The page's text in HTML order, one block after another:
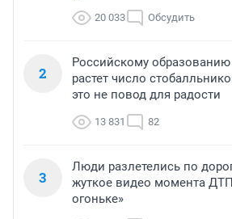
20 033 Обсудить
2
Российскому образованию
растет число
это не повод для радости
13 831 82
3
Люди разлетелись по
жуткое видео момента
огоньке»